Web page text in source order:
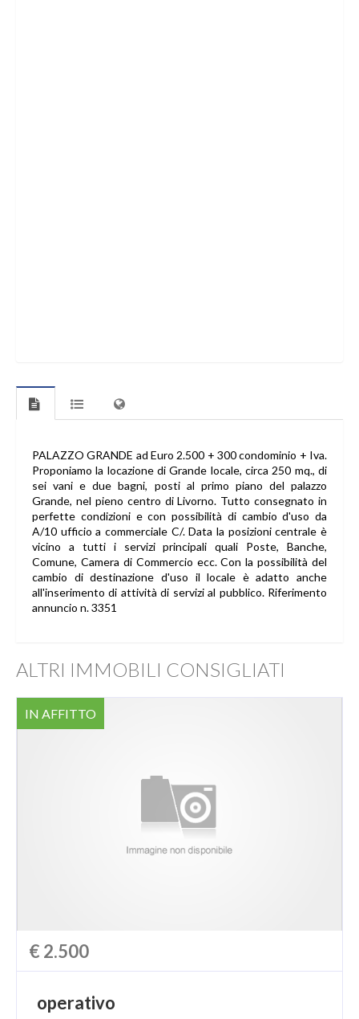
PALAZZO GRANDE ad Euro 2.500 + 300 condominio + Iva.
Proponiamo la locazione di Grande locale, circa 250 mq., di
sei vani e due bagni, posti al primo piano del palazzo
Grande, nel pieno centro di Livorno. Tutto consegnato in
perfette condizioni e con possibilità di cambio d'uso da
A/10 ufficio a commerciale C/. Data la posizioni centrale è
vicino a tutti i servizi principali quali Poste, Banche,
Comune, Camera di Commercio ecc. Con la possibilità del
cambio di destinazione d'uso il locale è adatto anche
all'inserimento di attività di servizi al pubblico. Riferimento
annuncio n. 3351
ALTRI IMMOBILI CONSIGLIATI
IN AFFITTO
€ 2.500
operativo